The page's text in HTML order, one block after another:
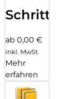
Schritten
ab 0,00 €
inkl. MwSt.
Mehr
erfahren